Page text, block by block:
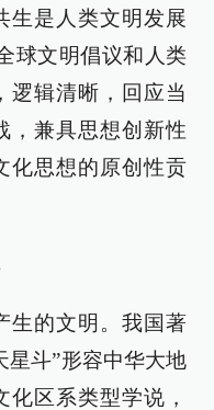
生是人类文明发展
球文明倡议和人类
逻辑清晰，回应当
，兼具思想创新性
化思想的原创性贡
生的文明。我国著
星斗”形容中华大地
化区系类型学说，